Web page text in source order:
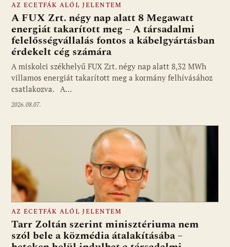
AZ ECETFÁK ALÓL JELENTEM
A FUX Zrt. négy nap alatt 8 Megawatt
energiát takarított meg – A társadalmi
felelősségvállalás fontos a kábelgyártásban
érdekelt cég számára
A miskolci székhelyű FUX Zrt. négy nap alatt 8,32 MWh
villamos energiát takarított meg a kormány felhívásához
csatlakozva. A…
2026.08.07.
AZ ECETFÁK ALÓL JELENTEM
Tarr Zoltán szerint minisztériuma nem
szól bele a közmédia átalakításába –